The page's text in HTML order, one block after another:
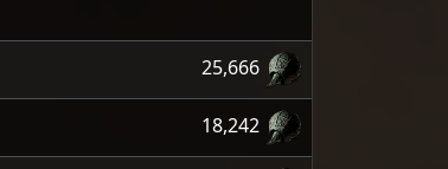
25,666
18,242